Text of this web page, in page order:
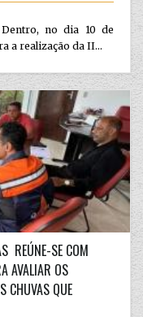
no dia 10 de
a realização da II...
REÚNE-SE COM
AVALIAR OS
CHUVAS QUE